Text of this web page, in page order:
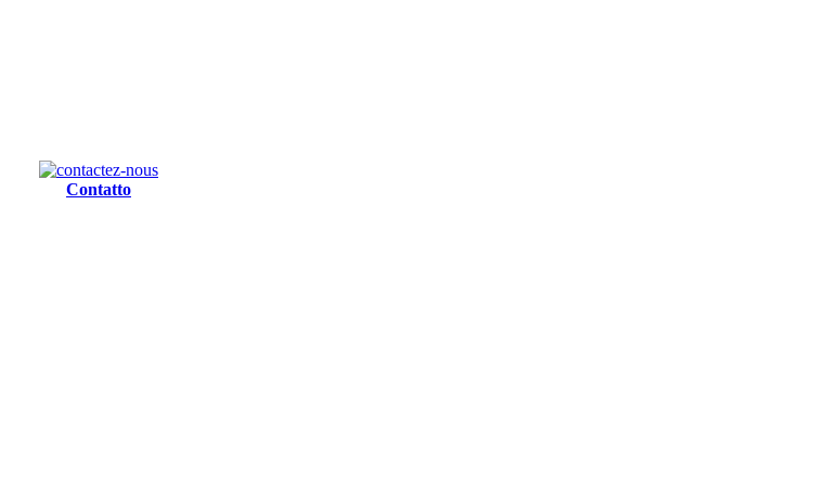
Contatto